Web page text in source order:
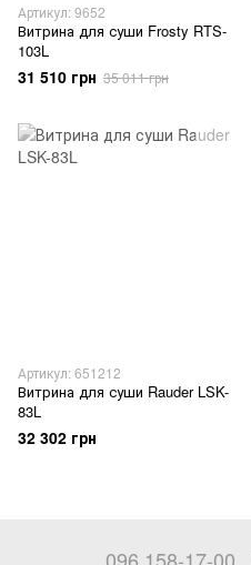
Артикул: 9652
Витрина для суши Frosty RTS-
103L
31 510 грн 35 011 грн
Артикул: 651212
Витрина для суши Rauder LSK-
83L
32 302 грн